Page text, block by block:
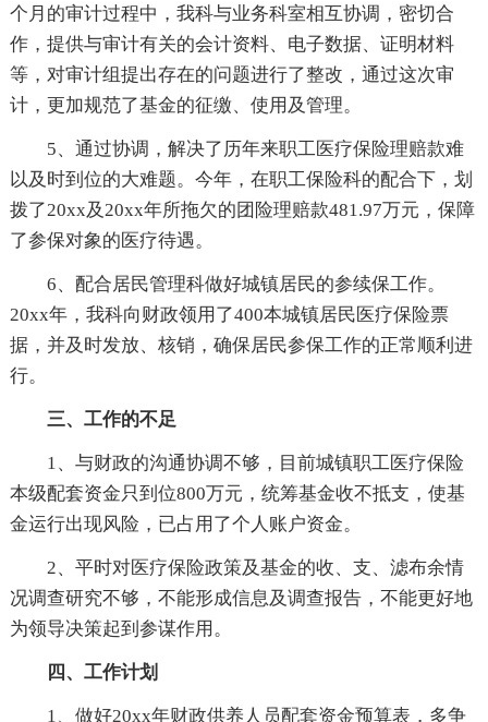
个月的审计过程中，我科与业务科室相互协调，密切合
作，提供与审计有关的会计资料、电子数据、证明材料
等，对审计组提出存在的问题进行了整改，通过这次审
计，更加规范了基金的征缴、使用及管理。
5、通过协调，解决了历年来职工医疗保险理赔款难
以及时到位的大难题。今年，在职工保险科的配合下，划
拨了20xx及20xx年所拖欠的团险理赔款481.97万元，保障
了参保对象的医疗待遇。
6、配合居民管理科做好城镇居民的参续保工作。
20xx年，我科向财政领用了400本城镇居民医疗保险票
据，并及时发放、核销，确保居民参保工作的正常顺利进
行。
三、工作的不足
1、与财政的沟通协调不够，目前城镇职工医疗保险
本级配套资金只到位800万元，统筹基金收不抵支，使基
金运行出现风险，已占用了个人账户资金。
2、平时对医疗保险政策及基金的收、支、滤布余情
况调查研究不够，不能形成信息及调查报告，不能更好地
为领导决策起到参谋作用。
四、工作计划
1、做好20xx年财政供养人员配套资金预算表，多争